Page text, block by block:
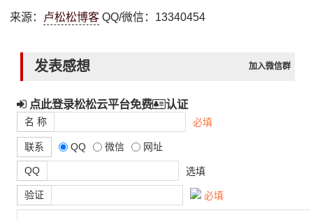
来源： 卢松松博客 QQ/微信：13340454
发表感想 加入微信群
点此登录松松云平台免费 认证
名 称 必填
联系 QQ 微信 网址
QQ 选填
验证 必填